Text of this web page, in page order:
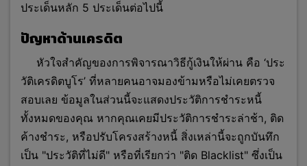
ประเด็นหลัก 5 ประเด็นต่อไปนี้
ปัญหาด้านเครดิต
หัวใจสำคัญของการพิจารณาวิธีกู้เงินให้ผ่าน คือ ‘ประ
วัติเครดิตบูโร’ ที่หลายคนอาจมองข้ามหรือไม่เคยตรวจ
สอบเลย ข้อมูลในส่วนนี้จะแสดงประวัติการชำระหนี้
ทั้งหมดของคุณ หากคุณเคยมีประวัติการชำระล่าช้า, ติด
ค้างชำระ, หรือปรับโครงสร้างหนี้ สิ่งเหล่านี้จะถูกบันทึก
เป็น "ประวัติที่ไม่ดี" หรือที่เรียกว่า "ติด Blacklist" ซึ่งเป็น